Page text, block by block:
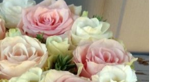
van.
A
változatok
a
termékoldalon
választhatók
ki